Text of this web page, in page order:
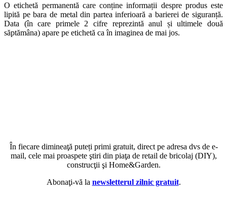
O etichetă permanentă care conține informații despre produs este
lipită pe bara de metal din partea inferioară a barierei de siguranță.
Data (în care primele 2 cifre reprezintă anul și ultimele două
săptămâna) apare pe etichetă ca în imaginea de mai jos.
În fiecare dimineaţă puteți primi gratuit, direct pe adresa dvs de e-
mail, cele mai proaspete ştiri din piaţa de retail de bricolaj (DIY),
construcţii şi Home&Garden.
Abonaţi-vă la newsletterul zilnic gratuit.